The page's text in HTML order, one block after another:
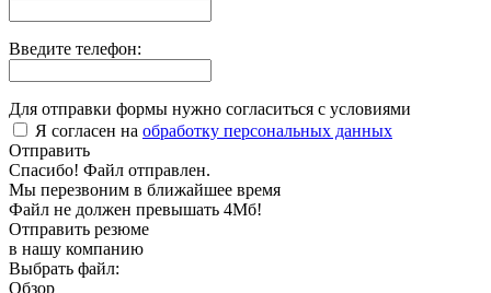
Введите телефон:
Для отправки формы нужно согласиться с условиями
Я согласен на обработку персональных данных
Отправить
Спасибо! Файл отправлен.
Мы перезвоним в ближайшее время
Файл не должен превышать 4Мб!
Отправить резюме
в нашу компанию
Выбрать файл:
Обзор